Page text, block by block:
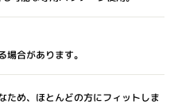
合があります。
ため、ほとんどの方にフィットしま